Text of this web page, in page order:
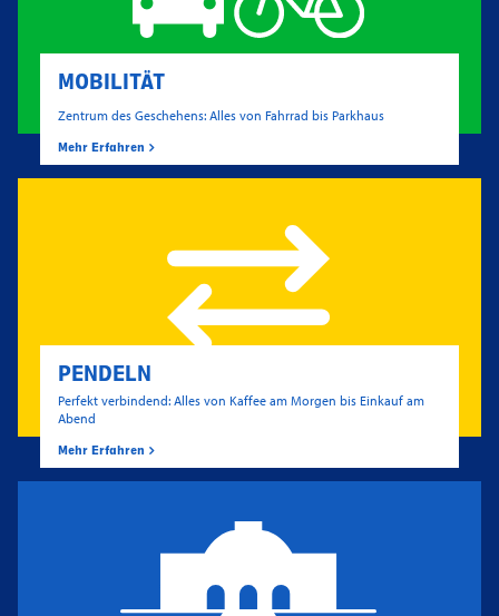
MOBILITÄT
Zentrum des Geschehens: Alles von Fahrrad bis Parkhaus
Mehr Erfahren
PENDELN
Perfekt verbindend: Alles von Kaffee am Morgen bis Einkauf am
Abend
Mehr Erfahren